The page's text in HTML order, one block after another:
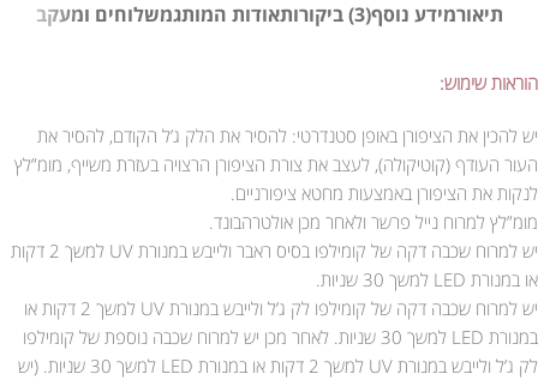
תיאורמידע נוסף(3) ביקורות אודות המותגמשלוחים ומעקב
הוראות שימוש:
יש להכין את הציפורן באופן סטנדרטי: להסיר את הלק ג’ל הקודם, להסיר את
העור העודף (קוטיקולה), לעצב את צורת הציפורן הרצויה בעזרת משייף, מומ”לץ
לנקות את הציפורן באמצעות מחטא ציפורניים.
מומ”לץ למרוח נייל פרשר ולאחר מכן אולטרהבונד.
יש למרוח שכבה דקה של קומילפו בסיס ראבר ולייבש במנורת UV למשך 2 דקות
או במנורת LED למשך 30 שניות.
יש למרוח שכבה דקה של קומילפו לק ג’ל ולייבש במנורת UV למשך 2 דקות או
במנורת LED למשך 30 שניות. לאחר מכן יש למרוח שכבה נוספת של קומילפו
לק ג’ל ולייבש במנורת UV למשך 2 דקות או במנורת LED למשך 30 שניות. (יש